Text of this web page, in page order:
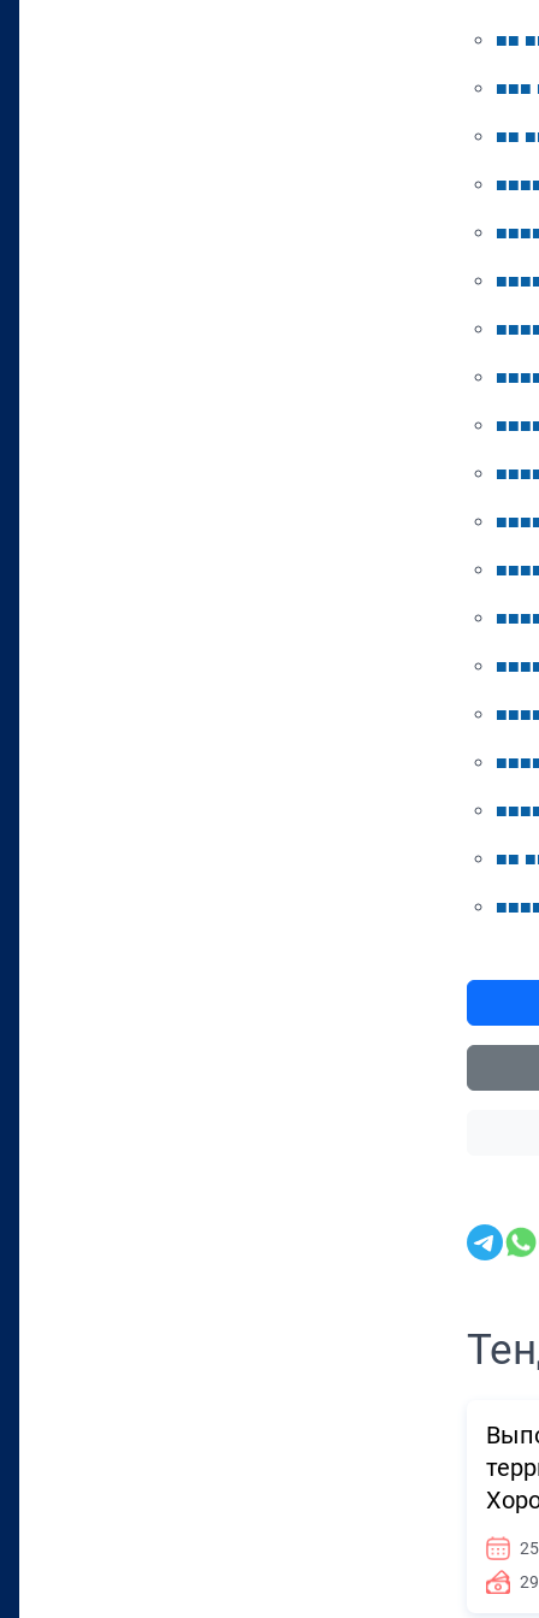
■■ ■
■■■
■■ ■
■■■
■■■
■■■
■■■
■■■
■■■
■■■
■■■
■■■
■■■
■■■
■■■
■■■
■■■
■■ ■
■■■